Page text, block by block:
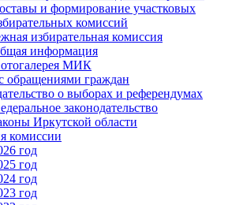
и формирование участковых
комиссий
избирательная комиссия
информация
МИК
обращениями граждан
о выборах и референдумах
законодательство
Иркутской области
комиссии
год
год
год
год